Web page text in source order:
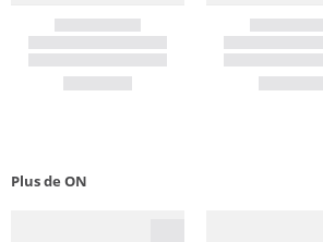
Plus de ON